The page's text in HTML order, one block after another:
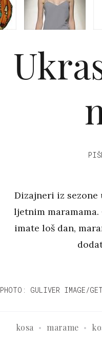
Dizajneri iz
ljetnim
imate loš dan,
PHOTO: GULIVER IMAGE/
kosa marame